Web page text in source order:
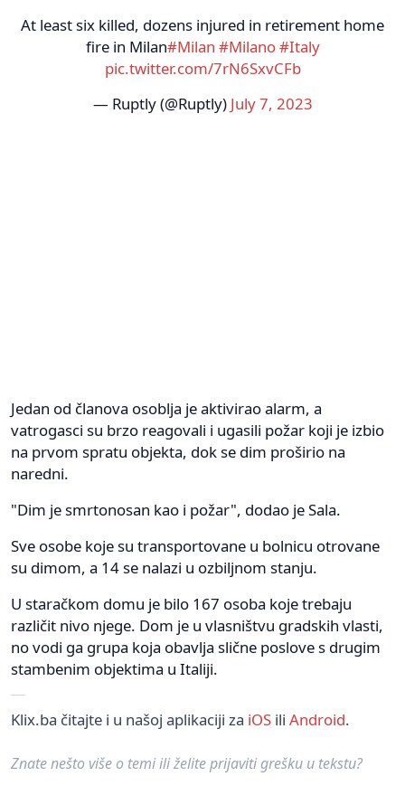
At least six killed, dozens injured in retirement home
fire in Milan#Milan #Milano#Italy
pic.twitter.com/7rN6SxvCFb
— Ruptly (@Ruptly) July 7, 2023
Jedan od članova osoblja je aktivirao alarm, a
vatrogasci su brzo reagovali i ugasili požar koji je izbio
na prvom spratu objekta, dok se dim proširio na
naredni.
"Dim je smrtonosan kao i požar", dodao je Sala.
Sve osobe koje su transportovane u bolnicu otrovane
su dimom, a 14 se nalazi u ozbiljnom stanju.
U staračkom domu je bilo 167 osoba koje trebaju
različit nivo njege. Dom je u vlasništvu gradskih vlasti,
no vodi ga grupa koja obavlja slične poslove s drugim
stambenim objektima u Italiji.
Klix.ba čitajte i u našoj aplikaciji za iOS ili Android.
Znate nešto više o temi ili želite prijaviti grešku u tekstu?